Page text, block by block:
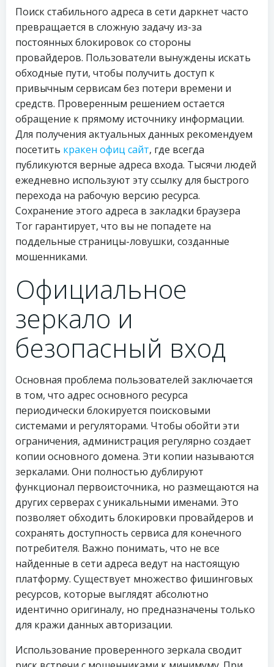
Поиск стабильного адреса в сети даркнет часто
превращается в сложную задачу из-за
постоянных блокировок со стороны
провайдеров. Пользователи вынуждены искать
обходные пути, чтобы получить доступ к
привычным сервисам без потери времени и
средств. Проверенным решением остается
обращение к прямому источнику информации.
Для получения актуальных данных рекомендуем
посетить кракен офиц сайт, где всегда
публикуются верные адреса входа. Тысячи людей
ежедневно используют эту ссылку для быстрого
перехода на рабочую версию ресурса.
Сохранение этого адреса в закладки браузера
Tor гарантирует, что вы не попадете на
поддельные страницы-ловушки, созданные
мошенниками.
Официальное
зеркало и
безопасный вход
Основная проблема пользователей заключается
в том, что адрес основного ресурса
периодически блокируется поисковыми
системами и регуляторами. Чтобы обойти эти
ограничения, администрация регулярно создает
копии основного домена. Эти копии называются
зеркалами. Они полностью дублируют
функционал первоисточника, но размещаются на
других серверах с уникальными именами. Это
позволяет обходить блокировки провайдеров и
сохранять доступность сервиса для конечного
потребителя. Важно понимать, что не все
найденные в сети адреса ведут на настоящую
платформу. Существует множество фишинговых
ресурсов, которые выглядят абсолютно
идентично оригиналу, но предназначены только
для кражи данных авторизации.
Использование проверенного зеркала сводит